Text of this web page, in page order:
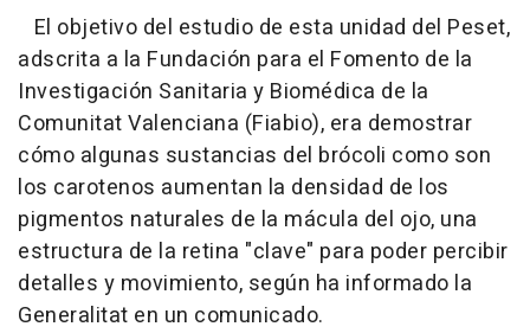
El objetivo del estudio de esta unidad del Peset,
adscrita a la Fundación para el Fomento de la
Investigación Sanitaria y Biomédica de la
Comunitat Valenciana (Fiabio), era demostrar
cómo algunas sustancias del brócoli como son
los carotenos aumentan la densidad de los
pigmentos naturales de la mácula del ojo, una
estructura de la retina "clave" para poder percibir
detalles y movimiento, según ha informado la
Generalitat en un comunicado.